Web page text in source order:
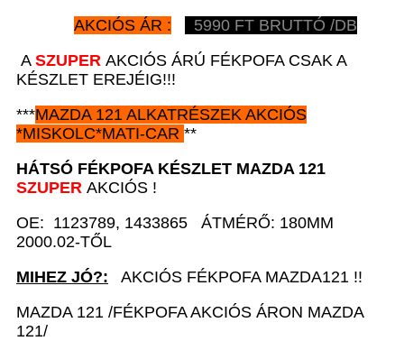
AKCIÓS ÁR :
5990 FT BRUTTÓ /DB
A SZUPER AKCIÓS ÁRÚ FÉKPOFA CSAK A
KÉSZLET EREJÉIG!!!
***MAZDA 121 ALKATRÉSZEK AKCIÓS
*MISKOLC*MATI-CAR **
HÁTSÓ FÉKPOFA KÉSZLET MAZDA 121
SZUPER AKCIÓS !
OE: 1123789, 1433865 ÁTMÉRŐ: 180MM
2000.02-TŐL
MIHEZ JÓ?: AKCIÓS FÉKPOFA MAZDA121 !!
MAZDA 121 /FÉKPOFA AKCIÓS ÁRON MAZDA
121/